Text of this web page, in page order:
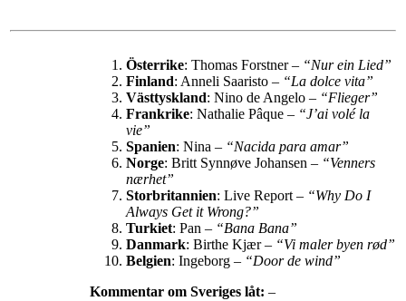
Österrike: Thomas Forstner – “Nur ein Lied”
Finland: Anneli Saaristo – “La dolce vita”
Västtyskland: Nino de Angelo – “Flieger”
Frankrike: Nathalie Pâque – “J’ai volé la
vie”
Spanien: Nina – “Nacida para amar”
Norge: Britt Synnøve Johansen – “Venners
nærhet”
Storbritannien: Live Report – “Why Do I
Always Get it Wrong?”
Turkiet: Pan – “Bana Bana”
Danmark: Birthe Kjær – “Vi maler byen rød”
Belgien: Ingeborg – “Door de wind”
Kommentar om Sveriges låt: –